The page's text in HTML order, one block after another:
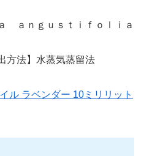
ａｎｇｕｓｔｉｆｏｌｉａ
方法】水蒸気蒸留法
ル ラベンダー 10ミリリット